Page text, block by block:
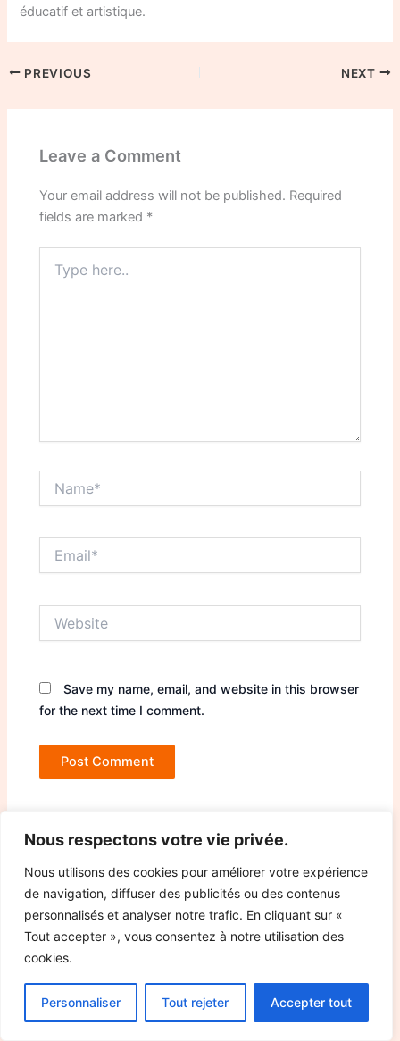
Nous respectons votre vie privée.
Nous utilisons des cookies pour améliorer votre expérience
de navigation, diffuser des publicités ou des contenus
personnalisés et analyser notre trafic. En cliquant sur «
Tout accepter », vous consentez à notre utilisation des
cookies.
Personnaliser Tout rejeter Accepter tout
éducatif et artistique.
PREVIOUS NEXT
Leave a Comment
Your email address will not be published. Required
fields are marked *
here..
Save my name, email, and website in this browser
for the next time I comment.